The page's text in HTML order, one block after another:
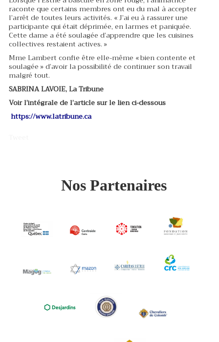
raconte que certains membres ont eu du mal à accepter
l’arrêt de toutes leurs activités. « J’ai eu à rassurer une
participante qui était déprimée, en larmes et paniquée.
Cette dame a été soulagée d’apprendre que les cuisines
collectives restaient actives. »
Mme Lambert confie être elle-même « bien contente et
soulagée » d’avoir la possibilité de continuer son travail
malgré tout.
SABRINA LAVOIE, La Tribune
Voir l’intégrale de l’article sur le lien ci-dessous
https://www.latribune.ca
Nos Partenaires